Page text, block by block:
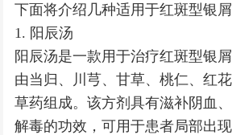
下面将介绍几种适用于红斑型银屑
1. 阳辰汤
阳辰汤是一款用于治疗红斑型银
由当归、川芎、甘草、桃仁、红
草药组成。该方剂具有滋补阴血
解毒的功效，可用于患者局部出